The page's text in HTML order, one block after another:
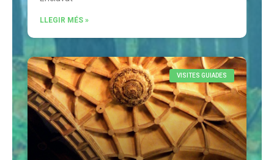
LLEGIR MÉS »
VISITES GUIADES